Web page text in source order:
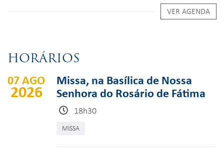
VER AGENDA
HORÁRIOS
07 AGO
2026
Missa, na Basílica de Nossa
Senhora do Rosário de Fátima
18h30
MISSA